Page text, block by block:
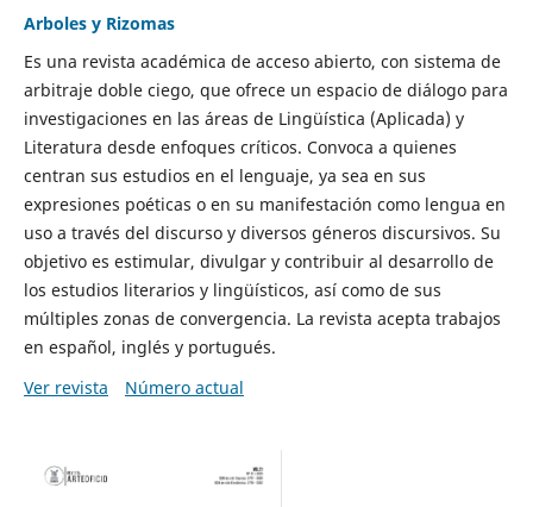
Arboles y Rizomas
Es una revista académica de acceso abierto, con sistema de
arbitraje doble ciego, que ofrece un espacio de diálogo para
investigaciones en las áreas de Lingüística (Aplicada) y
Literatura desde enfoques críticos. Convoca a quienes
centran sus estudios en el lenguaje, ya sea en sus
expresiones poéticas o en su manifestación como lengua en
uso a través del discurso y diversos géneros discursivos. Su
objetivo es estimular, divulgar y contribuir al desarrollo de
los estudios literarios y lingüísticos, así como de sus
múltiples zonas de convergencia. La revista acepta trabajos
en español, inglés y portugués.
Ver revista
Número actual